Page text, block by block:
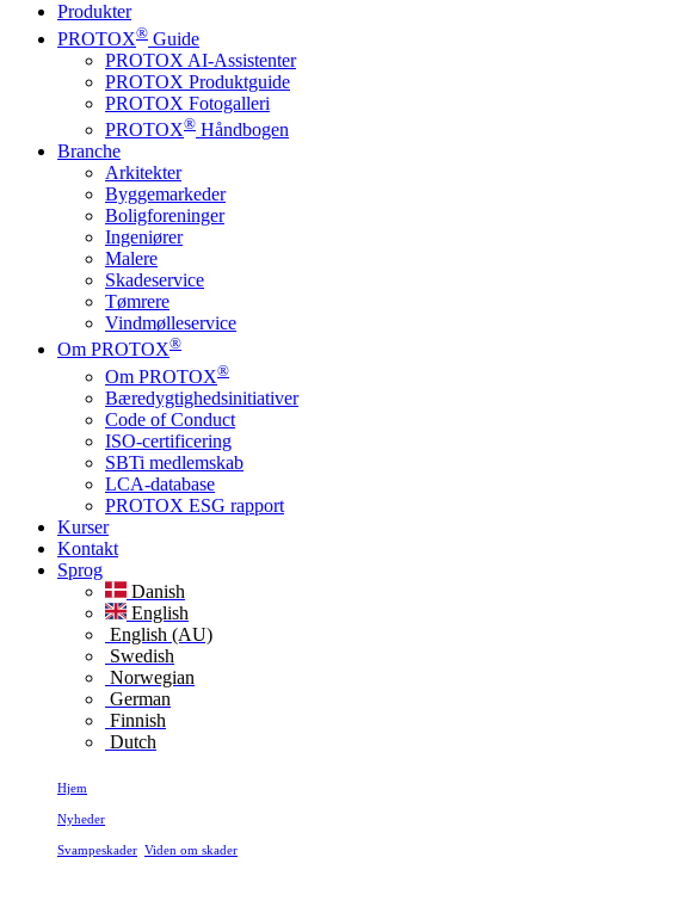
Produkter
PROTOX® Guide
PROTOX AI-Assistenter
PROTOX Produktguide
PROTOX Fotogalleri
PROTOX® Håndbogen
Branche
Arkitekter
Byggemarkeder
Boligforeninger
Ingeniører
Malere
Skadeservice
Tømrere
Vindmølleservice
Om PROTOX®
Om PROTOX®
Bæredygtigheds­initiativer
Code of Conduct
ISO-certificering
SBTi medlemskab
LCA-database
PROTOX ESG rapport
Kurser
Kontakt
Sprog
Danish
English
English (AU)
Swedish
Norwegian
German
Finnish
Dutch
Hjem
Nyheder
Svampeskader Viden om skader